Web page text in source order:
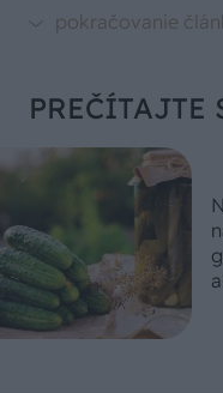
PREČÍTAJTE